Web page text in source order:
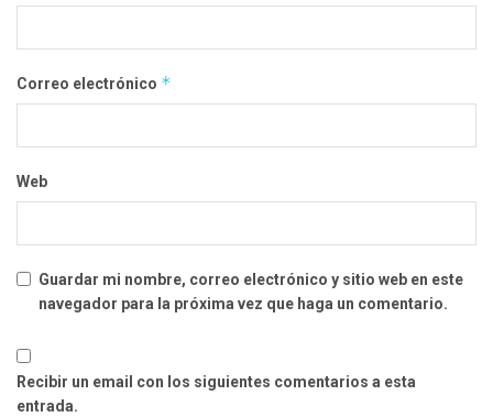
Correo electrónico *
Web
Guardar mi nombre, correo electrónico y sitio web en este
navegador para la próxima vez que haga un comentario.
Recibir un email con los siguientes comentarios a esta
entrada.